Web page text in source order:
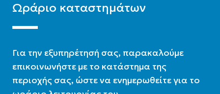
Ωράριο καταστημάτων
Για την εξυπηρέτησή σας, παρακαλούμε
επικοινωνήστε με το κατάστημα της
περιοχής σας, ώστε να ενημερωθείτε για το